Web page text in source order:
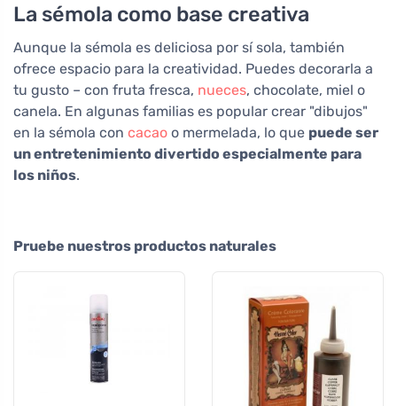
La sémola como base creativa
Aunque la sémola es deliciosa por sí sola, también
ofrece espacio para la creatividad. Puedes decorarla a
tu gusto – con fruta fresca, nueces, chocolate, miel o
canela. En algunas familias es popular crear "dibujos"
en la sémola con cacao o mermelada, lo que puede ser
un entretenimiento divertido especialmente para
los niños.
Pruebe nuestros productos naturales